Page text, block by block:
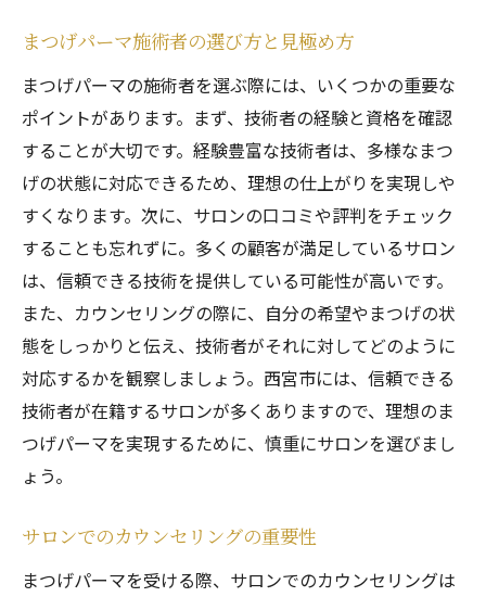
まつげパーマ施術者の選び方と見極め方
まつげパーマの施術者を選ぶ際には、いくつかの重要な
ポイントがあります。まず、技術者の経験と資格を確認
することが大切です。経験豊富な技術者は、多様なまつ
げの状態に対応できるため、理想の仕上がりを実現しや
すくなります。次に、サロンの口コミや評判をチェック
することも忘れずに。多くの顧客が満足しているサロン
は、信頼できる技術を提供している可能性が高いです。
また、カウンセリングの際に、自分の希望やまつげの状
態をしっかりと伝え、技術者がそれに対してどのように
対応するかを観察しましょう。西宮市には、信頼できる
技術者が在籍するサロンが多くありますので、理想のま
つげパーマを実現するために、慎重にサロンを選びまし
ょう。
サロンでのカウンセリングの重要性
まつげパーマを受ける際、サロンでのカウンセリングは